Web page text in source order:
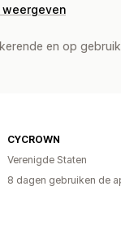
weergeven
en op
CYCROWN
Verenigde Staten
8 dagen gebruiken de